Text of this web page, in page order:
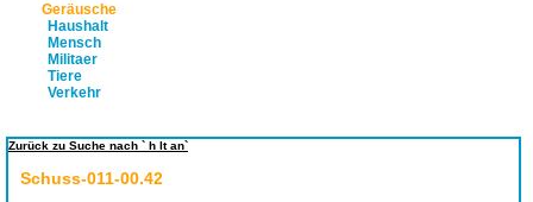
Geräusche
Haushalt
Mensch
Militaer
Tiere
Verkehr
Zurück zu Suche nach ` h lt an`
Schuss-011-00.42